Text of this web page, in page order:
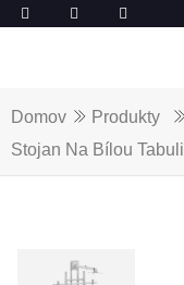
Domov Produkty
Stojan Na Bílou Tabuli